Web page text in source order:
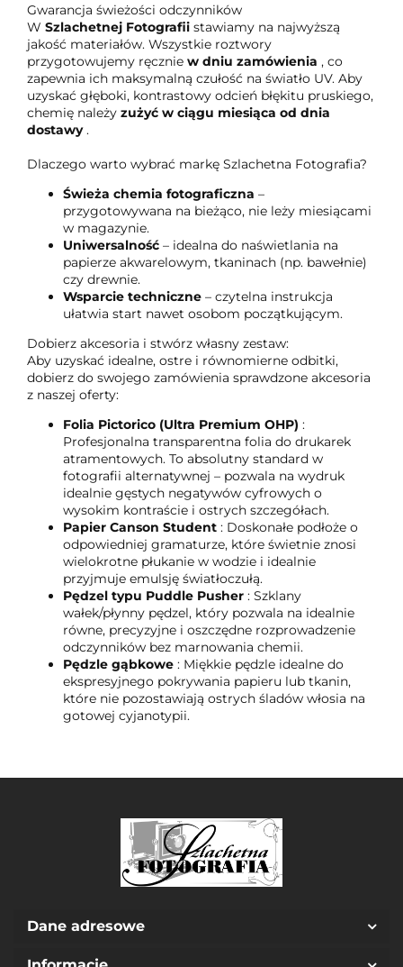
Gwarancja świeżości odczynników
W Szlachetnej Fotografii stawiamy na najwyższą
jakość materiałów. Wszystkie roztwory
przygotowujemy ręcznie w dniu zamówienia , co
zapewnia ich maksymalną czułość na światło UV. Aby
uzyskać głęboki, kontrastowy odcień błękitu pruskiego,
chemię należy zużyć w ciągu miesiąca od dnia
dostawy.
Dlaczego warto wybrać markę Szlachetna Fotografia?
Świeża chemia fotograficzna –
przygotowywana na bieżąco, nie leży miesiącami
w magazynie.
Uniwersalność – idealna do naświetlania na
papierze akwarelowym, tkaninach (np. bawełnie)
czy drewnie.
Wsparcie techniczne – czytelna instrukcja
ułatwia start nawet osobom początkującym.
Dobierz akcesoria i stwórz własny zestaw:
Aby uzyskać idealne, ostre i równomierne odbitki,
dobierz do swojego zamówienia sprawdzone akcesoria
z naszej oferty:
Folia Pictorico (Ultra Premium OHP) :
Profesjonalna transparentna folia do drukarek
atramentowych. To absolutny standard w
fotografii alternatywnej – pozwala na wydruk
idealnie gęstych negatywów cyfrowych o
wysokim kontraście i ostrych szczegółach.
Papier Canson Student : Doskonałe podłoże o
odpowiedniej gramaturze, które świetnie znosi
wielokrotne płukanie w wodzie i idealnie
przyjmuje emulsję światłoczułą.
Pędzel typu Puddle Pusher : Szklany
wałek/płynny pędzel, który pozwala na idealnie
równe, precyzyjne i oszczędne rozprowadzenie
odczynników bez marnowania chemii.
Pędzle gąbkowe : Miękkie pędzle idealne do
ekspresyjnego pokrywania papieru lub tkanin,
które nie pozostawiają ostrych śladów włosia na
gotowej cyjanotypii.
Dane adresowe